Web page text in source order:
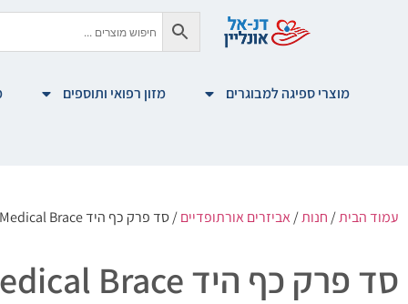
מוצרי ספיגה למבוגרים מזון רפואי ותוספים
עמוד הבית/ חנות/ אביזרים אורתופדיים/ סד פרק כף היד Medical Brace
סד פרק כף היד Medical Brace